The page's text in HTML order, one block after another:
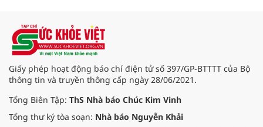
hàng tốt nhất Việt Nam” từ 3 tổ
chức uy tín hàng đầu thế giới là
Euromoney, FinanceAsia và Global
Finance.
Giấy phép hoạt động báo chí điện tử số 397/GP-BTTTT của Bộ
thông tin và truyền thông cấp ngày 28/06/2021.
Tổng Biên Tập: ThS Nhà báo Chúc Kim Vinh
Tổng thư ký tòa soạn: Nhà báo Nguyễn Khải